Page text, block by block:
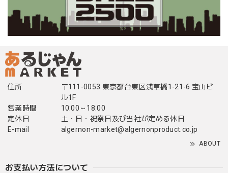
住所
〒111-0053 東京都台東区浅草橋1-21-6 宝山ビ
ル1F
営業時間
10:00～18:00
定休日
土・日・祝祭日及び当社が定める休日
E-mail
algernon-market@algernonproduct.co.jp
ABOUT
お支払い方法について